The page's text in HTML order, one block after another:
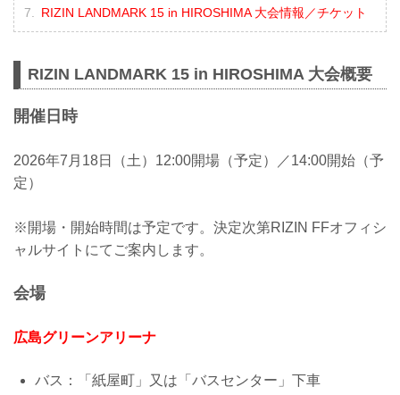
RIZIN LANDMARK 15 in HIROSHIMA 大会情報／チケット
RIZIN LANDMARK 15 in HIROSHIMA 大会概要
開催日時
2026年7月18日（土）12:00開場（予定）／14:00開始（予
定）
※開場・開始時間は予定です。決定次第RIZIN FFオフィシ
ャルサイトにてご案内します。
会場
広島グリーンアリーナ
バス：「紙屋町」又は「バスセンター」下車